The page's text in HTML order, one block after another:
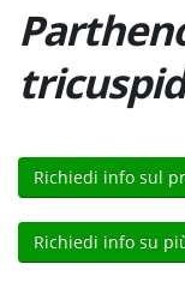
Richiedi info sul
Richiedi info su